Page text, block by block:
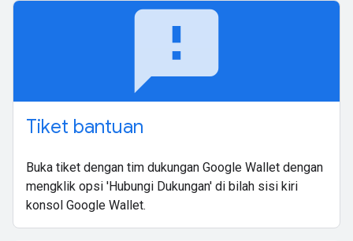
feedback
Tiket bantuan
Buka tiket dengan tim dukungan Google Wallet dengan
mengklik opsi 'Hubungi Dukungan' di bilah sisi kiri
konsol Google Wallet.